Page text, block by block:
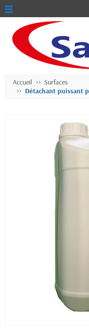
Accueil
Surfaces
Détachant puissant